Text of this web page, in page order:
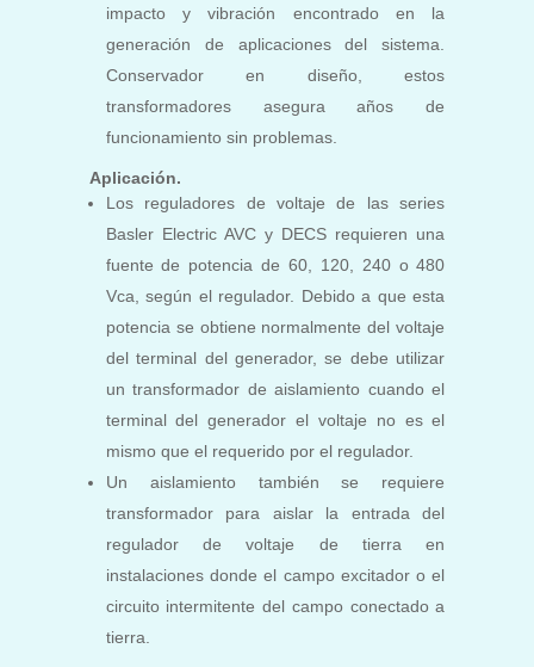
impacto y vibración encontrado en la
generación de aplicaciones del sistema.
Conservador en diseño, estos
transformadores asegura años de
funcionamiento sin problemas.
Aplicación.
Los reguladores de voltaje de las series
Basler Electric AVC y DECS requieren una
fuente de potencia de 60, 120, 240 o 480
Vca, según el regulador. Debido a que esta
potencia se obtiene normalmente del voltaje
del terminal del generador, se debe utilizar
un transformador de aislamiento cuando el
terminal del generador el voltaje no es el
mismo que el requerido por el regulador.
Un aislamiento también se requiere
transformador para aislar la entrada del
regulador de voltaje de tierra en
instalaciones donde el campo excitador o el
circuito intermitente del campo conectado a
tierra.